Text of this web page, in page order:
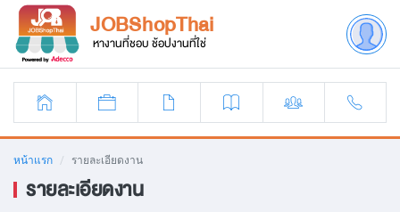
JOBShopThai
หางานที่ชอบ ช้อปงานที่ใช่
หน้าแรก รายละเอียดงาน
รายละเอียดงาน